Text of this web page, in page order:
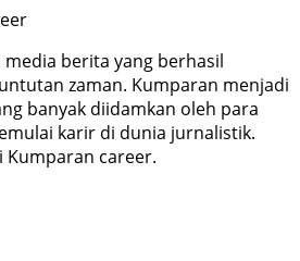
berita yang berhasil
zaman. Kumparan menjadi
banyak diidamkan oleh para
karir di dunia jurnalistik.
Kumparan career.